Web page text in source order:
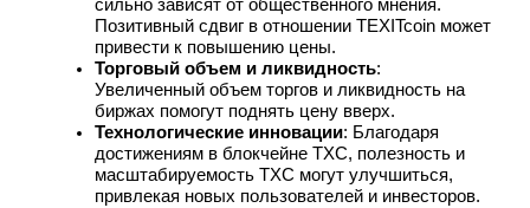
Блокировки BTR
Эксклюзивные инвестиции для владельцев BTR
сильно зависят от общественного мнения.
Позитивный сдвиг в отношении TEXITcoin может
привести к повышению цены.
Торговый объем и ликвидность:
Увеличенный объем торгов и ликвидность на
биржах помогут поднять цену вверх.
Технологические инновации: Благодаря
достижениям в блокчейне TXC, полезность и
масштабируемость TXC могут улучшиться,
привлекая новых пользователей и инвесторов.